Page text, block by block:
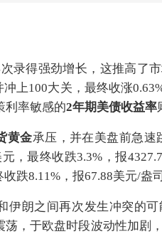
录得强劲增长，这推高了
上100大关，最终收涨
利率敏感的2年期美债收益率
黄金承压，并在美盘前急速
，最终收跌3.3%，报
跌8.11%，报67.88美元/盎司
伊朗之间再次发生冲突的
，于欧盘时段波动性加剧